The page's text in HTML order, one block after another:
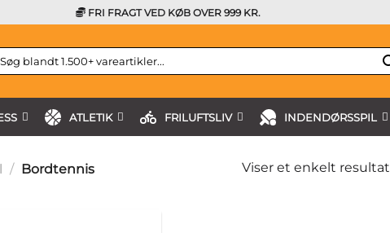
FRI FRAGT VED KØB OVER 999 KR.
ATLETIK FRILUFTSLIV INDENDØRSSPIL
/ Bordtennis Viser et enkelt resultat